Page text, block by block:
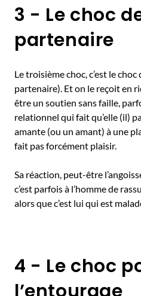
3 - Le choc
partenaire
Le troisième choc, c’est le
partenaire). Et on le reçoit en
être un soutien sans faille,
relationnel qui fait qu’elle (il)
amante (ou un amant) à une
fait pas forcément plaisir.
Sa réaction, peut-être
c’est parfois à l’homme de
alors que c’est lui qui est
4 - Le choc